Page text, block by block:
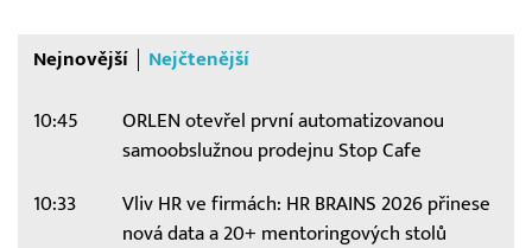
Nejnovější Nejčtenější
10:45
ORLEN otevřel první automatizovanou
samoobslužnou prodejnu Stop Cafe
10:33
Vliv HR ve firmách: HR BRAINS 2026 přinese
nová data a 20+ mentoringových stolů